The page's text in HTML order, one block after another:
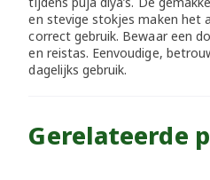
en stevige stokjes maken het
correct gebruik. Bewaar een
en reistas. Eenvoudige,
dagelijks gebruik.
Gerelateerde